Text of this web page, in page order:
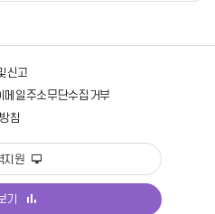
신고
메일주소무단수집거부
침
지원
기